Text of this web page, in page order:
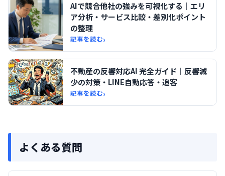
AIで競合他社の強みを可視化する｜エリ
ア分析・サービス比較・差別化ポイント
の整理
記事を読む›
不動産の反響対応AI 完全ガイド｜反響減
少の対策・LINE自動応答・追客
記事を読む›
よくある質問